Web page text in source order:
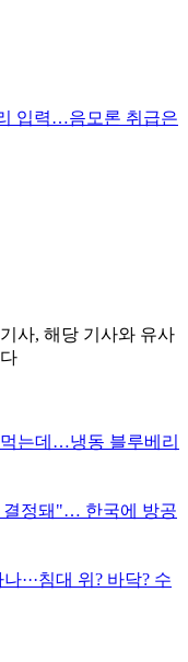
입력…음모론 취급은
사, 해당 기사와 유사
는데…냉동 블루베리
결정돼"… 한국에 방공
···침대 위? 바닥? 수